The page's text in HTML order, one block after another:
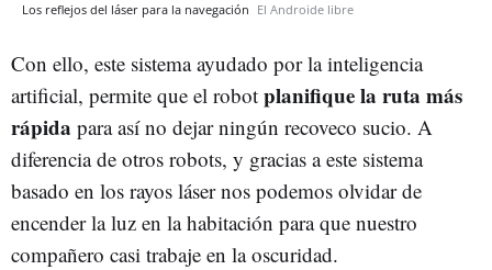
Los reflejos del láser para la navegación El Androide libre
Con ello, este sistema ayudado por la inteligencia
artificial, permite que el robot planifique la ruta más
rápida para así no dejar ningún recoveco sucio. A
diferencia de otros robots, y gracias a este sistema
basado en los rayos láser nos podemos olvidar de
encender la luz en la habitación para que nuestro
compañero casi trabaje en la oscuridad.